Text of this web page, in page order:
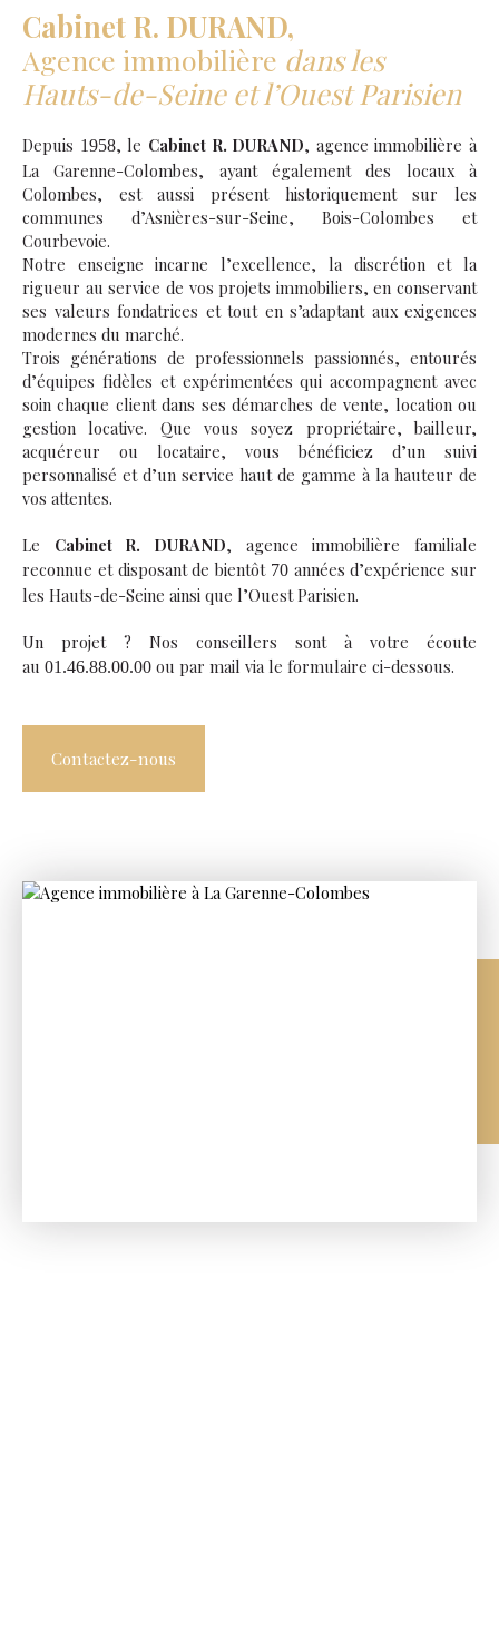
Cabinet R. DURAND,
Agence immobilière dans les
Hauts-de-Seine et l’Ouest Parisien
Depuis 1958, le Cabinet R. DURAND, agence immobilière à
La Garenne-Colombes, ayant également des locaux à
Colombes, est aussi présent historiquement sur les
communes d’Asnières-sur-Seine, Bois-Colombes et
Courbevoie.
Notre enseigne incarne l’excellence, la discrétion et la
rigueur au service de vos projets immobiliers, en conservant
ses valeurs fondatrices et tout en s’adaptant aux exigences
modernes du marché.
Trois générations de professionnels passionnés, entourés
d’équipes fidèles et expérimentées qui accompagnent avec
soin chaque client dans ses démarches de vente, location ou
gestion locative. Que vous soyez propriétaire, bailleur,
acquéreur ou locataire, vous bénéficiez d’un suivi
personnalisé et d’un service haut de gamme à la hauteur de
vos attentes.
Le Cabinet R. DURAND, agence immobilière familiale
reconnue et disposant de bientôt 70 années d’expérience sur
les Hauts-de-Seine ainsi que l’Ouest Parisien.
Un projet ? Nos conseillers sont à votre écoute
au 01.46.88.00.00 ou par mail via le formulaire ci-dessous.
Contactez-nous